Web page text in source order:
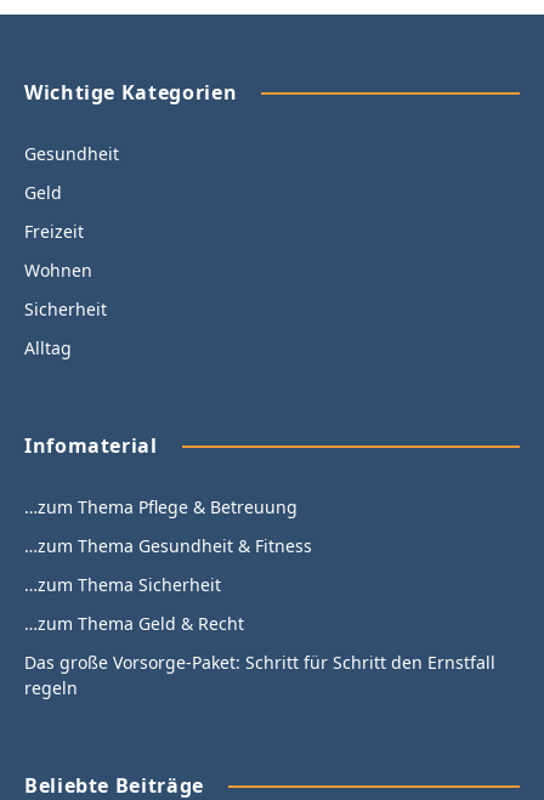
Wichtige Kategorien
Gesundheit
Geld
Freizeit
Wohnen
Sicherheit
Alltag
Infomaterial
…zum Thema Pflege & Betreuung
…zum Thema Gesundheit & Fitness
…zum Thema Sicherheit
…zum Thema Geld & Recht
Das große Vorsorge-Paket: Schritt für Schritt den Ernstfall
regeln
Beliebte Beiträge